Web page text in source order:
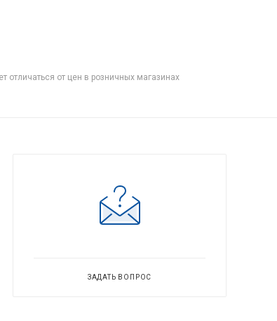
отличаться от цен в розничных магазинах
ЗАДАТЬ ВОПРОС